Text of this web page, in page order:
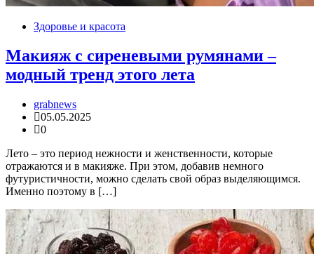
Здоровье и красота
Макияж с сиреневыми румянами –
модный тренд этого лета
grabnews
05.05.2025
0
Лето – это период нежности и женственности, которые
отражаются и в макияже. При этом, добавив немного
футуристичности, можно сделать свой образ выделяющимся.
Именно поэтому в […]